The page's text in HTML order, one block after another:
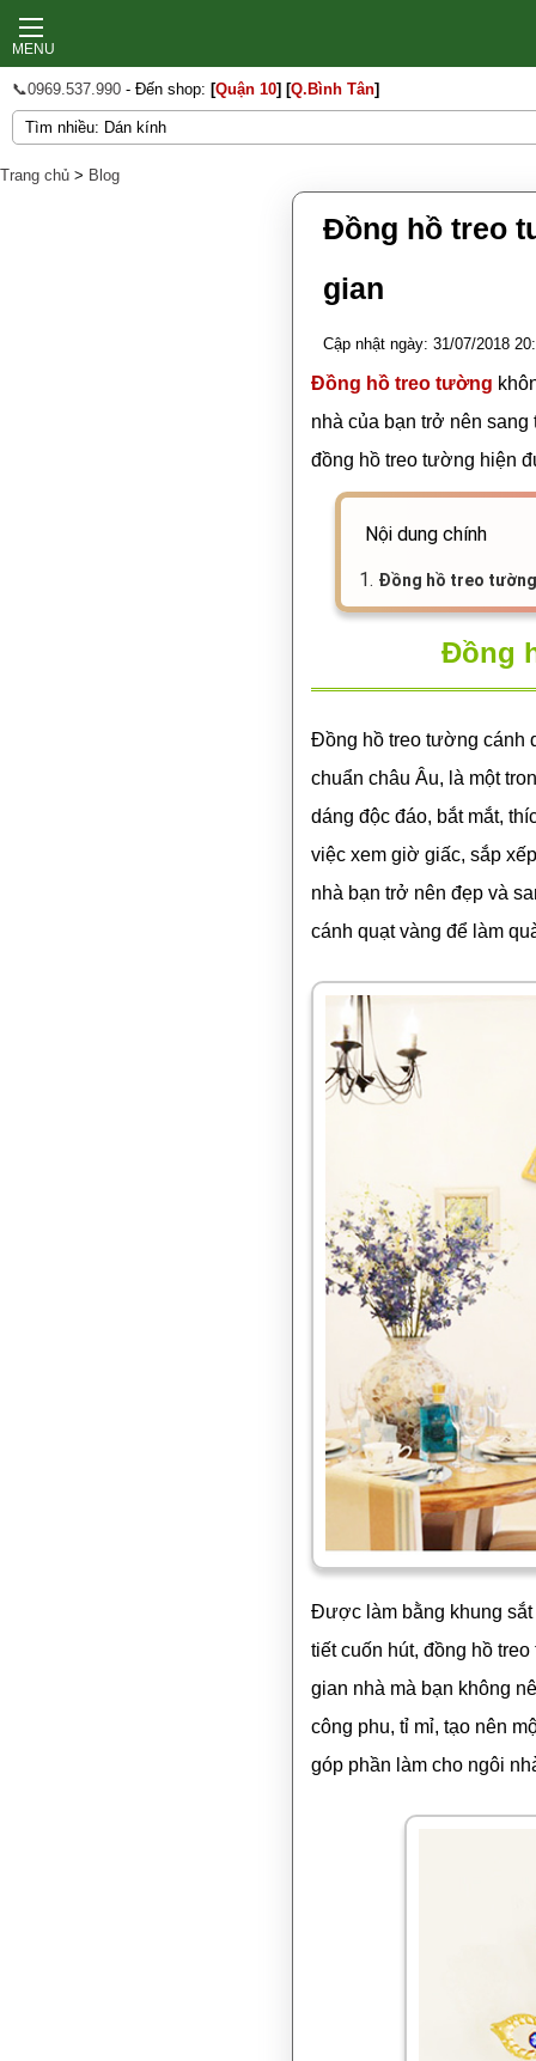
MENU
📞0969.537.990 - Đến shop: [Quận 10] [Q.Bình Tân]
Trang chủ > Blog
Đồng hồ treo
gian
Cập nhật ngày: 31/07/2018
Đồng hồ treo tường
nhà của bạn trở nên
đồng hồ treo tường hiện
Nội dung chính
1. Đồng hồ treo
Đồng
Đồng hồ treo tường cánh
chuẩn châu Âu, là một
dáng độc đáo, bắt mắt,
việc xem giờ giấc, sắp
nhà bạn trở nên đẹp và
cánh quạt vàng để làm
Được làm bằng khung sắt
tiết cuốn hút, đồng hồ
gian nhà mà bạn không
công phu, tỉ mỉ, tạo nên
góp phần làm cho ngôi